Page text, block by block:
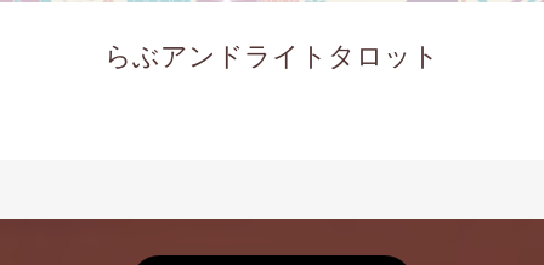
らぶアンドライトタロット